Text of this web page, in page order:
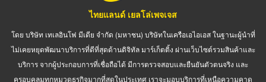
ไทยแลนด์ เยลโล่เพจเจส
โดย บริษัท เทเลอินโฟ มีเดีย จำกัด (มหาชน) บริษัทในเครือเอไอเอส ในฐานะผู้นำที่
ไม่เคยหยุดพัฒนาบริการที่ดีที่สุดด้านดิจิทัล มาร์เก็ตติ้ง ผ่านเว็บไซต์รวมสินค้าและ
บริการ จากผู้ประกอบการที่เชื่อถือได้ มีการตรวจสอบและยืนยันตัวตนจริง และ
ครอบคลุมทุกหมวดธุรกิจมากที่สุดในประเทศ เราจะมอบบริการที่เหนือความคาด